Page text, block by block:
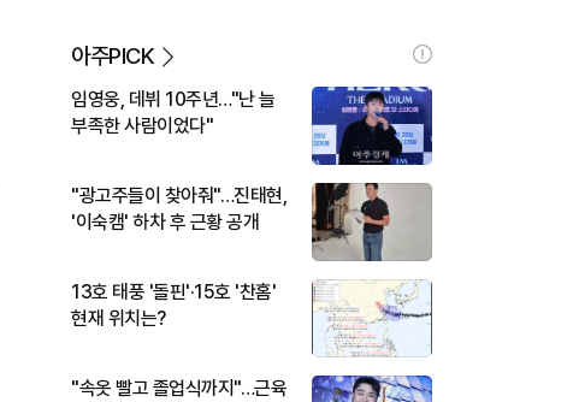
아주PICK
임영웅, 데뷔 10주년…"난 늘
부족한 사람이었다"
"광고주들이 찾아줘"…진태현,
'이숙캠' 하차 후 근황 공개
13호 태풍 '돌핀'·15호 '찬홈'
현재 위치는?
"속옷 빨고 졸업식까지"…근육